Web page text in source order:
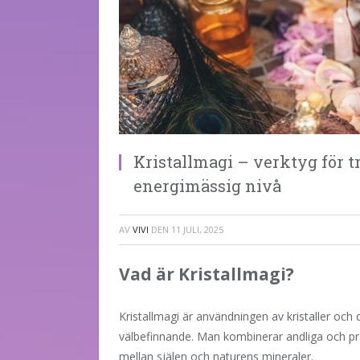
Kristallmagi – verktyg för
energimässig nivå
AV VIVI DEN 11 JULI, 2025
Vad är Kristallmagi?
Kristallmagi är användningen av kristaller
välbefinnande. Man kombinerar andliga och
mellan själen och naturens mineraler.